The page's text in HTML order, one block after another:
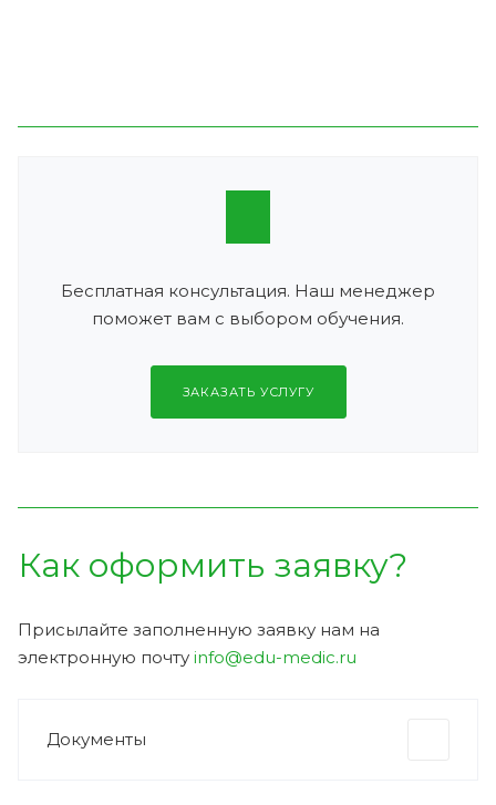
Бесплатная консультация. Наш менеджер
поможет вам с выбором обучения.
ЗАКАЗАТЬ УСЛУГУ
Как оформить заявку?
Присылайте заполненную заявку нам на
электронную почту info@edu-medic.ru
Документы